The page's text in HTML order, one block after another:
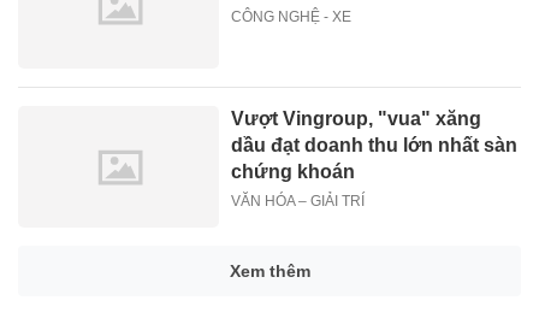
CÔNG NGHỆ - XE
Vượt Vingroup, "vua" xăng
dầu đạt doanh thu lớn nhất sàn
chứng khoán
VĂN HÓA – GIẢI TRÍ
Xem thêm